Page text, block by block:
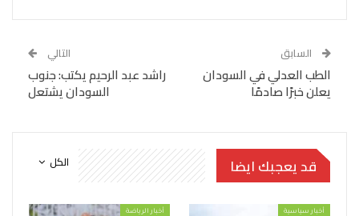
السابق
الطب العدلي في السودان
يعلن خبرًا صادمًا
التالي
راشد عبد الرحيم يكتب: جنوب
السودان يشتعل
الكل قد يعجبك ايضا
أخبار سياسية أخبار الرياضة